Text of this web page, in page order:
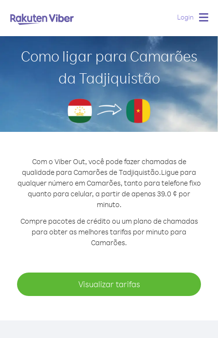
Login
Como ligar para Camarões
da Tadjiquistão
Com o Viber Out, você pode fazer chamadas de
qualidade para Camarões de Tadjiquistão.Ligue para
qualquer número em Camarões, tanto para telefone fixo
quanto para celular, a partir de apenas 39.0 ¢ por
minuto.
Compre pacotes de crédito ou um plano de chamadas
para obter as melhores tarifas por minuto para
Camarões.
Visualizar tarifas